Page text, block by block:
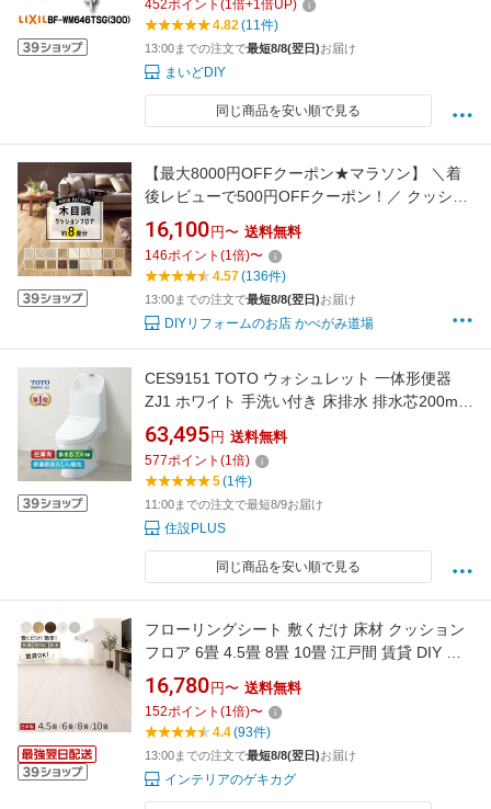
452ポイント (1倍+1倍UP)
4.82(11件)
13:00までの注文で最短8/8(翌日)お届け
まいどDIY
同じ商品を安い順で見る
【最大8000円OFFクーポン★マラソン】 ＼着
後レビューで500円OFFクーポン！／ クッショ
ンフロア 木目調 約8畳用 住宅用 日本製 ホワイ
ト グレイッシュ ナチュラル 白 アイボリー グレ
ージュ ブラウン 人気 フローリングシート おし
ゃれ リフォーム DIY
16,100 円〜 送料無料
146ポイント (1倍)〜
4.57(136件)
13:00までの注文で最短8/8(翌日)お届け
DIYリフォームのお店 かべがみ道場
CES9151 TOTO ウォシュレット 一体形便器
ZJ1 ホワイト 手洗い付き 床排水 排水芯200mm
トイレ 在庫有り
63,495 円 送料無料
577ポイント (1倍)
5(1件)
11:00までの注文で最短8/9お届け
住設PLUS
同じ商品を安い順で見る
フローリングシート 敷くだけ 床材 クッション
フロア 6畳 4.5畳 8畳 10畳 江戸間 賃貸 DIY 手
軽 原状回復OK キズ防止 抗菌 防カビ 防水 チー
ク/ハードメイプル/ウォールナット/ビアンコ/ベ
トンタイル
16,780 円〜 送料無料
152ポイント (1倍)〜
4.4(93件)
13:00までの注文で最短8/8(翌日)お届け
インテリアのゲキカグ